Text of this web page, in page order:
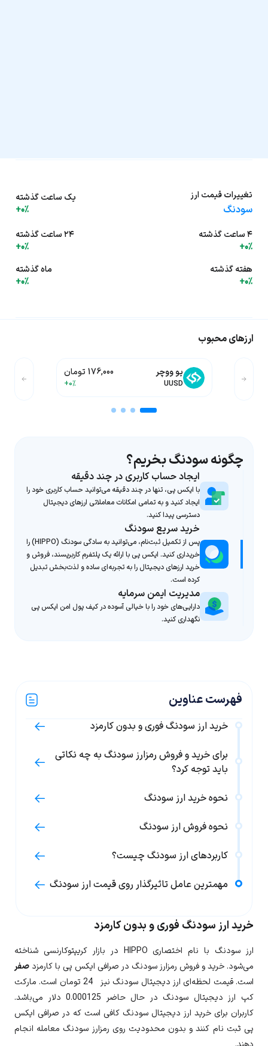
تغییرات قیمت ارز
سودنگ
یک ساعت گذشته
+0%
۴ ساعت گذشته
+0%
۲۴ ساعت گذشته
+0%
هفته گذشته
+0%
ماه گذشته
+0%
ارزهای محبوب
یو ووچر
UUSD
176,000 تومان
+0%
چگونه سودنگ بخریم؟
ایجاد حساب کاربری در چند دقیقه
با ایکس پی، تنها در چند دقیقه می‌توانید حساب کاربری خود را
ایجاد کنید و به تمامی امکانات معاملاتی ارزهای دیجیتال
دسترسی پیدا کنید.
خرید سریع سودنگ
پس از تکمیل ثبت‌نام، می‌توانید به سادگی سودنگ (HIPPO) را
خریداری کنید. ایکس پی با ارائه یک پلتفرم کاربرپسند، فروش و
خرید ارزهای دیجیتال را به تجربه‌ای ساده و لذت‌بخش تبدیل
کرده است.
مدیریت ایمن سرمایه
دارایی‌های خود را با خیالی آسوده در کیف پول امن ایکس پی
نگهداری کنید.
خرید ارز سودنگ فوری و بدون کارمزد
ارز سودنگ با نام اختصاری HIPPO در بازار کریپتوکارنسی شناخته
می‌شود. خرید و فروش رمزارز سودنگ در صرافی ایکس پی با کارمزد صفر
است. قیمت لحظه‌ای ارز دیجیتال سودنگ نیز 24 تومان است. مارکت
کپ ارز دیجیتال سودنگ در حال حاضر 0.000125دلار می‌باشد.
کاربران برای خرید ارز دیجیتال سودنگ کافی است که در صرافی ایکس
پی ثبت نام کنند و بدون محدودیت روی رمزارز سودنگ معامله انجام
فهرست عناوین
خرید ارز سودنگ فوری و بدون کارمزد
برای خرید و فروش رمزارز سودنگ به چه نکاتی
باید توجه کرد؟
نحوه خرید ارز سودنگ
نحوه فروش ارز سودنگ
کاربردهای ارز سودنگ چیست؟
مهمترین عامل تاثیرگذار روی قیمت ارز سودنگ